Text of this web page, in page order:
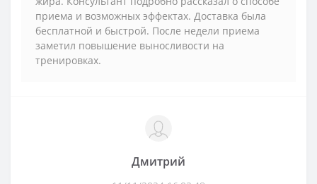
приема и возможных эффектах. Доставка была
бесплатной и быстрой. После недели приема
заметил повышение выносливости на
тренировках.
Дмитрий